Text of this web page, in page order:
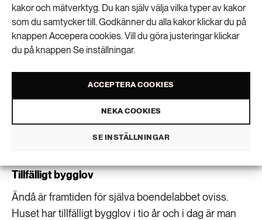
kakor och mätverktyg. Du kan själv välja vilka typer av kakor
som du samtycker till. Godkänner du alla kakor klickar du på
knappen Accepera cookies. Vill du göra justeringar klickar
du på knappen Se inställningar.
ACCEPTERA COOKIES
NEKA COOKIES
SE INSTÄLLNINGAR
Det finns också liknande planer för de flesta andra
forskningsprojekt i huset.
Målet är att dra viktiga lärdomar om det hållbara
boendet för att sedan kunna applicera dessa idéer i
andra bostadshus runt om i landet. Redan nu har
idén med den sociala tvättstugan exempelvis byggts
in i en bostadsrättsförening i Mölndal. Det smarta
soprummet har spridit sig till Majorna.
Tillfälligt bygglov
Ändå är framtiden för själva boendelabbet oviss.
Huset har tillfälligt bygglov i tio år och i dag är man